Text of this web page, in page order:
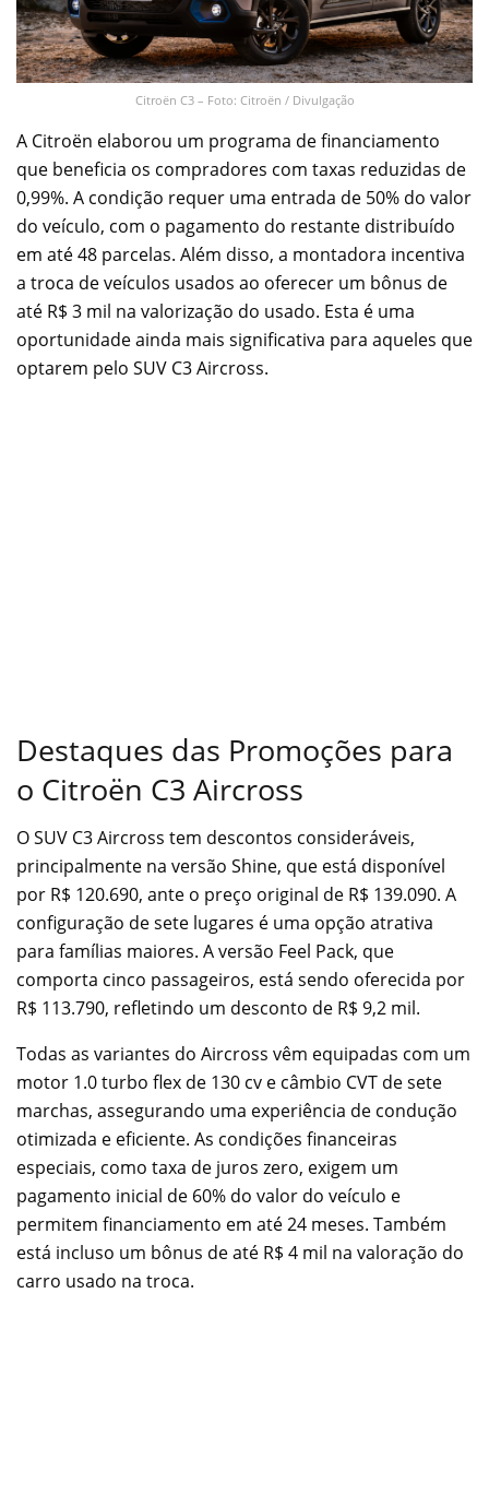
Citroën C3 – Foto: Citroën / Divulgação
A Citroën elaborou um programa de financiamento
que beneficia os compradores com taxas reduzidas de
0,99%. A condição requer uma entrada de 50% do valor
do veículo, com o pagamento do restante distribuído
em até 48 parcelas. Além disso, a montadora incentiva
a troca de veículos usados ao oferecer um bônus de
até R$ 3 mil na valorização do usado. Esta é uma
oportunidade ainda mais significativa para aqueles que
optarem pelo SUV C3 Aircross.
Destaques das Promoções para
o Citroën C3 Aircross
O SUV C3 Aircross tem descontos consideráveis,
principalmente na versão Shine, que está disponível
por R$ 120.690, ante o preço original de R$ 139.090. A
configuração de sete lugares é uma opção atrativa
para famílias maiores. A versão Feel Pack, que
comporta cinco passageiros, está sendo oferecida por
R$ 113.790, refletindo um desconto de R$ 9,2 mil.
Todas as variantes do Aircross vêm equipadas com um
motor 1.0 turbo flex de 130 cv e câmbio CVT de sete
marchas, assegurando uma experiência de condução
otimizada e eficiente. As condições financeiras
especiais, como taxa de juros zero, exigem um
pagamento inicial de 60% do valor do veículo e
permitem financiamento em até 24 meses. Também
está incluso um bônus de até R$ 4 mil na valoração do
carro usado na troca.